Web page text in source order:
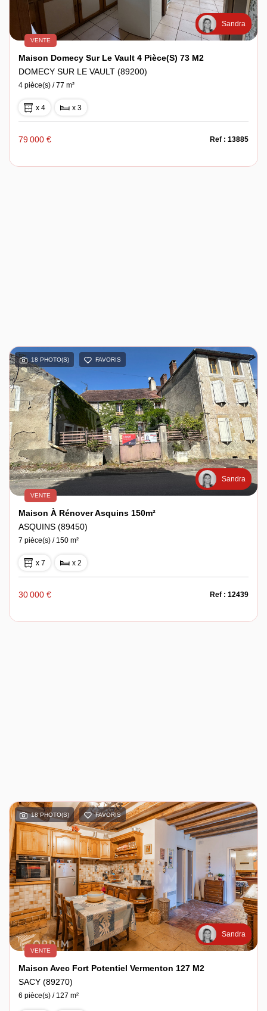
Sandra
VENTE
Maison Domecy Sur Le Vault 4 Pièce(s) 73 M2
DOMECY SUR LE VAULT (89200)
4 pièce(s) / 77 m²
x 4 x 3
79 000 € Ref : 13885
18 PHOTO(S) FAVORIS
Sandra
VENTE
Maison À Rénover Asquins 150m²
ASQUINS (89450)
7 pièce(s) / 150 m²
x 7 x 2
30 000 € Ref : 12439
18 PHOTO(S) FAVORIS
Sandra
VENTE
Maison Avec Fort Potentiel Vermenton 127 M2
SACY (89270)
6 pièce(s) / 127 m²